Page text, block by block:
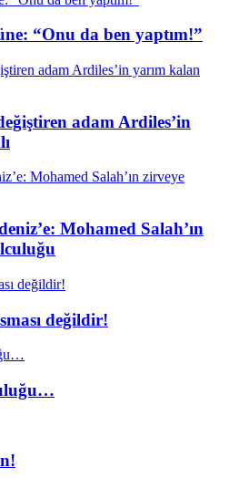
“Onu da ben yaptım!”
adam Ardiles’in
Mohamed Salah’ın
değildir!